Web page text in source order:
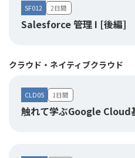
SF012
Salesforce 管理 I [後編]
2日間
クラウド・ネイティブクラウド
CLD05
触れて学ぶGoogle Cloud
1日間